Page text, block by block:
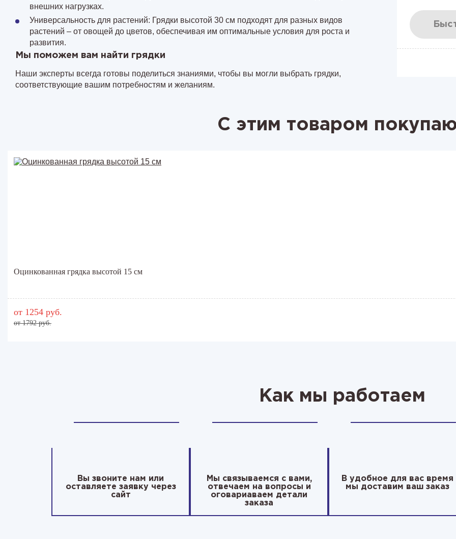
внешних нагрузках.
Универсальность для растений: Грядки высотой 30 см подходят для разных видов
растений – от овощей до цветов, обеспечивая им оптимальные условия для роста и
развития.
Мы поможем вам найти грядки
Наши эксперты всегда готовы поделиться знаниями, чтобы вы могли выбрать грядки,
соответствующие вашим потребностям и желаниям.
С этим товаром
Оцинкованная грядка высотой 15 см
от 1254 руб.
от 1792 руб.
Как мы работаем
Вы звоните нам или
оставляете заявку через
сайт
Мы связываемся с вами,
отвечаем на вопросы и
оговариаваем детали
заказа
В удобное для вас время
мы доставим ваш заказ